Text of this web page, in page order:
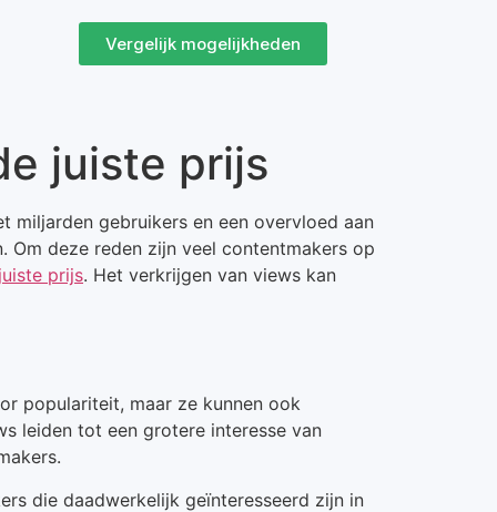
Vergelijk mogelijkheden
juiste prijs
miljarden gebruikers en een overvloed aan
Om deze reden zijn veel contentmakers op
prijs. Het verkrijgen van views kan
populariteit, maar ze kunnen ook
leiden tot een grotere interesse van
die daadwerkelijk geïnteresseerd zijn in